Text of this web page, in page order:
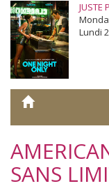
JUSTE
Lundi
SANS